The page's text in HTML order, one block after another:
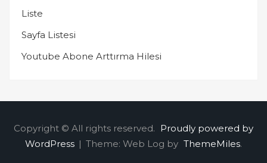
Liste
Sayfa Listesi
Youtube Abone Arttırma Hilesi
Copyright © All rights reserved. Proudly powered by
WordPress | Theme: Web Log by ThemeMiles.